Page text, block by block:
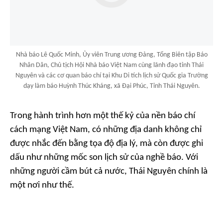
Nhà báo Lê Quốc Minh, Ủy viên Trung ương Đảng, Tổng Biên tập Báo
Nhân Dân, Chủ tịch Hội Nhà báo Việt Nam cùng lãnh đạo tỉnh Thái
Nguyên và các cơ quan báo chí tại Khu Di tích lịch sử Quốc gia Trường
dạy làm báo Huỳnh Thúc Kháng, xã Đại Phúc, Tỉnh Thái Nguyên.
Trong hành trình hơn một thế kỷ của nền báo chí
cách mạng Việt Nam, có những địa danh không chỉ
được nhắc đến bằng tọa độ địa lý, mà còn được ghi
dấu như những mốc son lịch sử của nghề báo. Với
những người cầm bút cả nước, Thái Nguyên chính là
một nơi như thế.